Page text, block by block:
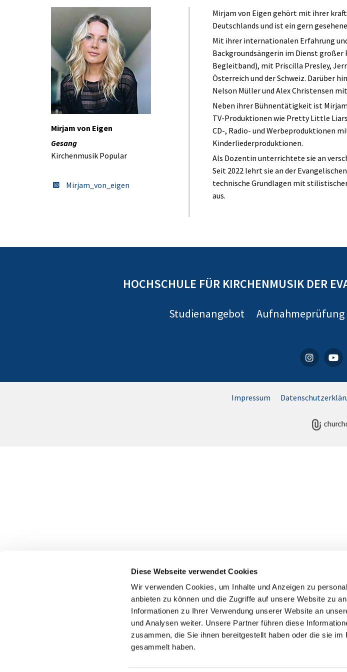
Diese Webseite verwendet Cookies
Wir verwenden Cookies, um Inhalte und Anzeigen zu
anbieten zu können und die Zugriffe auf unsere Website zu
Informationen zu Ihrer Verwendung unserer Website an
und Analysen weiter. Unsere Partner führen diese
zusammen, die Sie ihnen bereitgestellt haben oder die sie
gesammelt haben.
Mirjam von Eigen
Gesang
Kirchenmusik Popular
Mirjam_von_eigen
Mirjam von Eigen gehört mit ihrer
Deutschlands und ist ein gern
Mit ihrer internationalen Erfahrung
Backgroundsängerin im Dienst großer
Begleitband), mit Priscilla Presley,
Österreich und der Schweiz. Darüber
Nelson Müller und Alex Christensen
Neben ihrer Bühnentätigkeit ist
TV-Produktionen wie Pretty Little
CD-, Radio- und Werbeproduktionen
Kinderliederproduktionen.
Als Dozentin unterrichtete sie an
Seit 2022 lehrt sie an der
technische Grundlagen mit
aus.
HOCHSCHULE FÜR KIRCHENMUSIK DER
Studienangebot Aufnahmeprüfung
Impressum